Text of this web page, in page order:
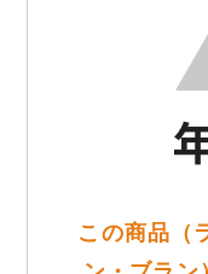
この商品（